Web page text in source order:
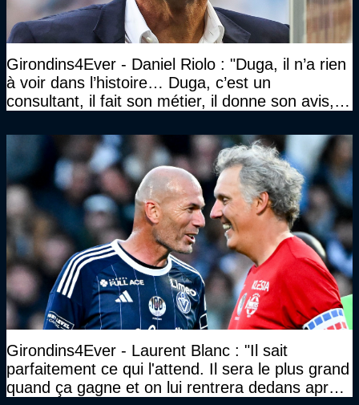
Girondins4Ever - Daniel Riolo : "Duga, il n’a rien
à voir dans l’histoire… Duga, c’est un
consultant, il fait son métier, il donne son avis, et
Girondins4Ever - Laurent Blanc : "Il sait
parfaitement ce qui l'attend. Il sera le plus grand
quand ça gagne et on lui rentrera dedans après